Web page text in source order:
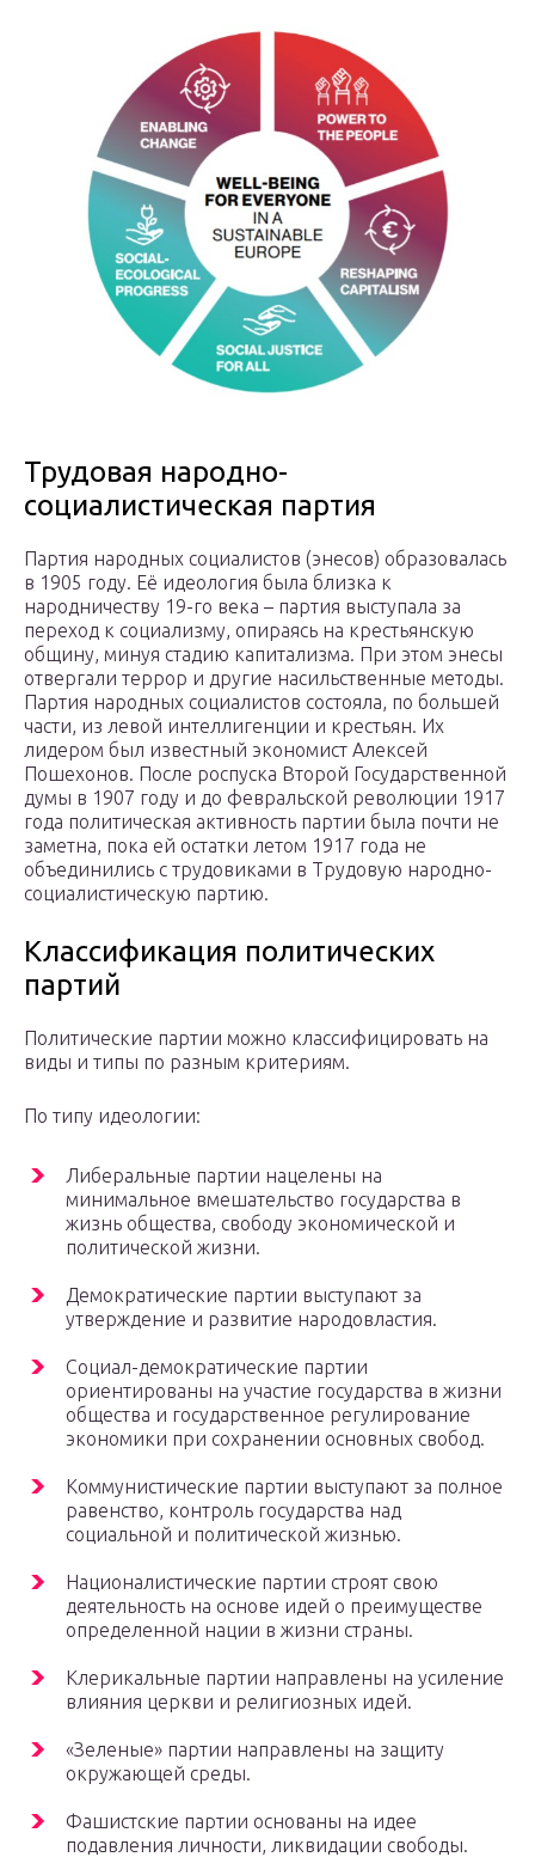
Трудовая народно-
социалистическая партия
Партия народных социалистов (энесов) образовалась
в 1905 году. Её идеология была близка к
народничеству 19-го века – партия выступала за
переход к социализму, опираясь на крестьянскую
общину, минуя стадию капитализма. При этом энесы
отвергали террор и другие насильственные методы.
Партия народных социалистов состояла, по большей
части, из левой интеллигенции и крестьян. Их
лидером был известный экономист Алексей
Пошехонов. После роспуска Второй Государственной
думы в 1907 году и до февральской революции 1917
года политическая активность партии была почти не
заметна, пока ей остатки летом 1917 года не
объединились с трудовиками в Трудовую народно-
социалистическую партию.
Классификация политических
партий
Политические партии можно классифицировать на
виды и типы по разным критериям.
По типу идеологии:
Либеральные партии нацелены на
минимальное вмешательство государства в
жизнь общества, свободу экономической и
политической жизни.
Демократические партии выступают за
утверждение и развитие народовластия.
Социал-демократические партии
ориентированы на участие государства в жизни
общества и государственное регулирование
экономики при сохранении основных свобод.
Коммунистические партии выступают за полное
равенство, контроль государства над
социальной и политической жизнью.
Националистические партии строят свою
деятельность на основе идей о преимуществе
определенной нации в жизни страны.
Клерикальные партии направлены на усиление
влияния церкви и религиозных идей.
«Зеленые» партии направлены на защиту
окружающей среды.
Фашистские партии основаны на идее
подавления личности, ликвидации свободы.